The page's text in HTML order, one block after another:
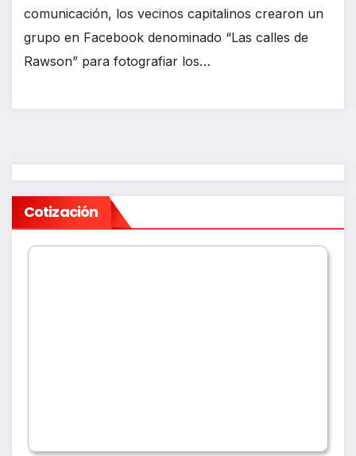
comunicación, los vecinos capitalinos crearon un
grupo en Facebook denominado “Las calles de
Rawson” para fotografiar los…
Cotización